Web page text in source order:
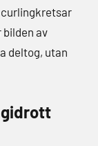
curlingkretsar
av
deltog, utan